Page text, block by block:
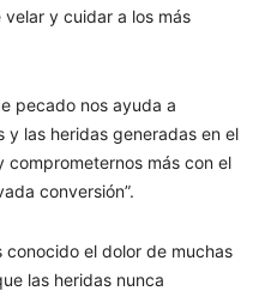
y cuidar a los más
pecado nos ayuda a
y las heridas generadas en el
comprometernos más con el
conversión”.
conocido el dolor de muchas
las heridas nunca